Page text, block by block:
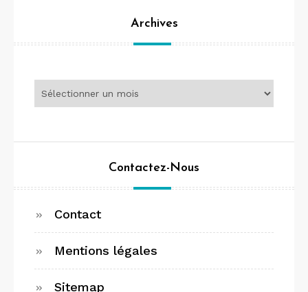
Archives
Contactez-Nous
Contact
Mentions légales
Sitemap